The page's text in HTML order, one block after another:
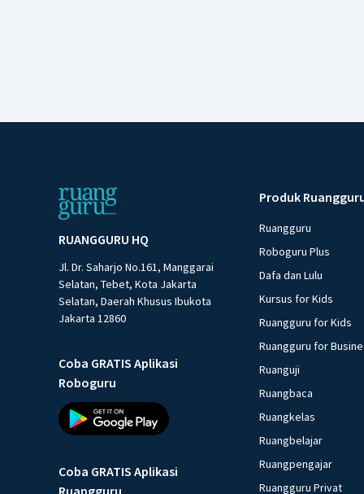
RUANGGURU HQ
Jl. Dr. Saharjo No.161, Manggarai
Selatan, Tebet, Kota Jakarta
Selatan, Daerah Khusus Ibukota
Jakarta 12860
Coba GRATIS Aplikasi
Roboguru
Coba GRATIS Aplikasi
Produk
Ruangguru
Roboguru Plus
Dafa dan Lulu
Kursus for Kids
Ruangguru for Kids
Ruangguru for
Ruanguji
Ruangbaca
Ruangkelas
Ruangbelajar
Ruangpengajar
Ruangguru Privat